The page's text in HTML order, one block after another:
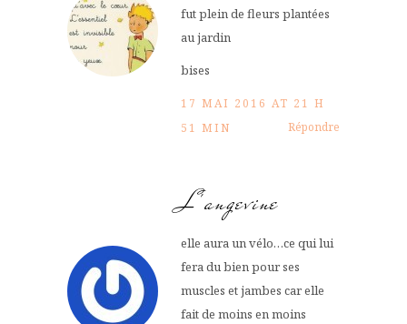
fut plein de fleurs plantées
au jardin
bises
17 MAI 2016 AT 21 H
51 MIN
Répondre
L'angevine
elle aura un vélo…ce qui lui
fera du bien pour ses
muscles et jambes car elle
fait de moins en moins